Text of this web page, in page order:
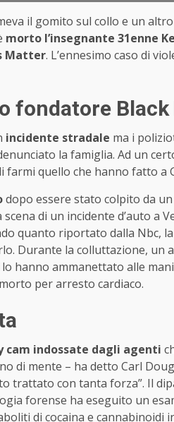
il gomito sul collo e un
morto l’insegnante 31enne
Matter. L’ennesimo caso di
fondatore
incidente stradale ma i
la famiglia. Ad un
quello che hanno fatto a
dopo essere stato colpito da
di un incidente d’auto a
quanto riportato dalla Nbc,
Durante la colluttazione,
hanno ammanettato alle
per arresto cardiaco.
cam indossate dagli agenti
di mente – ha detto Carl
trattato con tanta forza”. Il
forense ha eseguito un
di cocaina e cannabinoidi